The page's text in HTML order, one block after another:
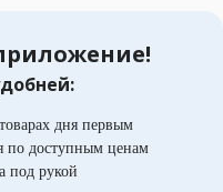
дня первым
по доступным ценам
под рукой